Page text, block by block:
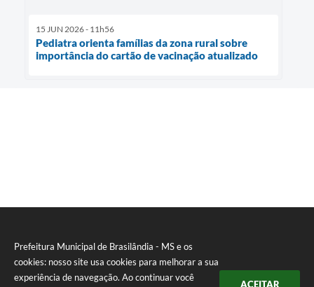
Prefeitura Municipal de Brasilândia - MS e os
cookies: nosso site usa cookies para melhorar a sua
experiência de navegação. Ao continuar você
ACEITAR
15 JUN 2026 - 11h56
Pediatra orienta famílias da zona rural sobre
importância do cartão de vacinação atualizado